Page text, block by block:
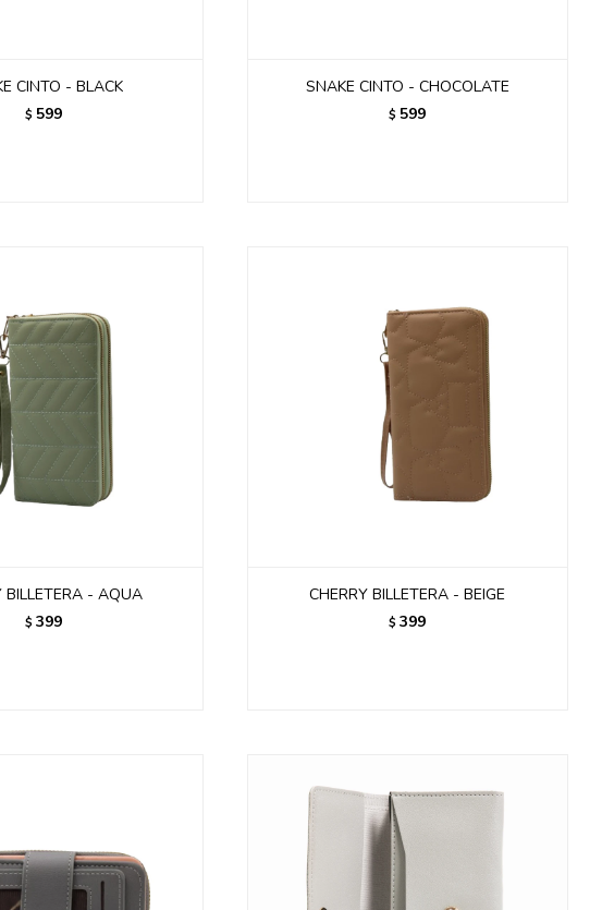
CINTO - BLACK
$ 599
SNAKE CINTO - CHOCOLATE
$ 599
BILLETERA - AQUA
$ 399
CHERRY BILLETERA - BEIGE
$ 399